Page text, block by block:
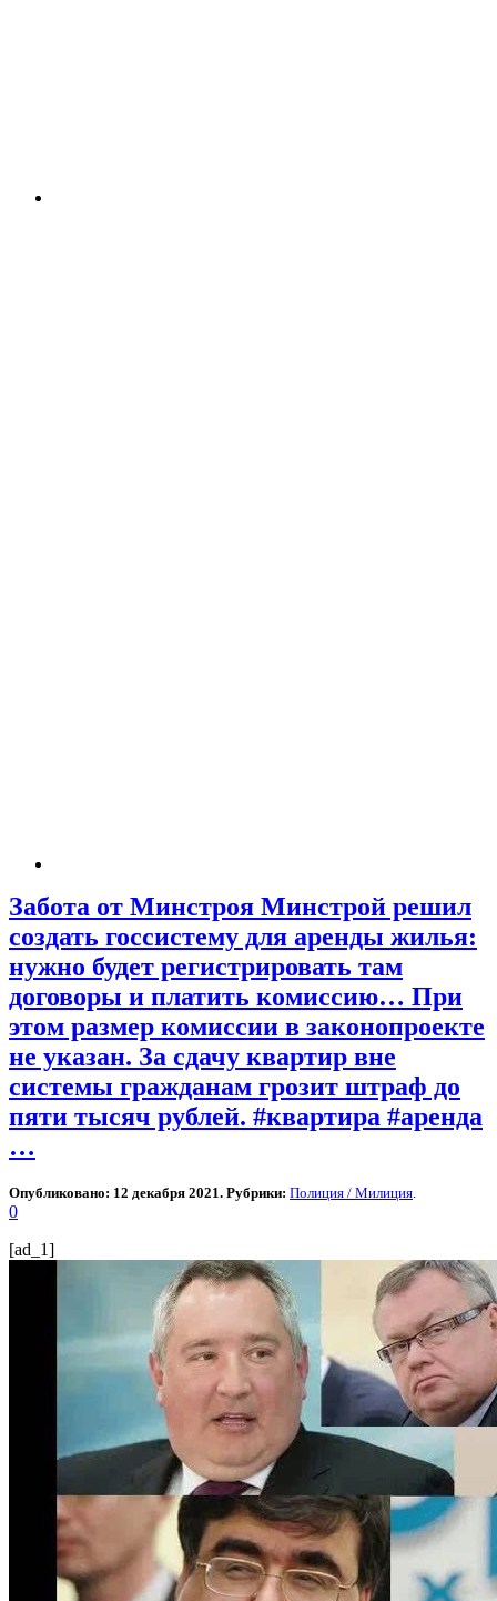
Забота от Минстроя Минстрой решил
создать госсистему для аренды жилья:
нужно будет регистрировать там
договоры и платить комиссию… При
этом размер комиссии в законопроекте
не указан. За сдачу квартир вне
системы гражданам грозит штраф до
пяти тысяч рублей. #квартира #аренда
…
Опубликовано: 12 декабря 2021. Рубрики: Полиция / Милиция
0
[ad_1]